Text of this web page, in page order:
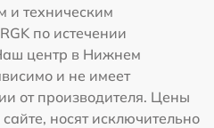
и техническим
по истечении
центр в Нижнем
и не имеет
от производителя. Цены
носят исключительно